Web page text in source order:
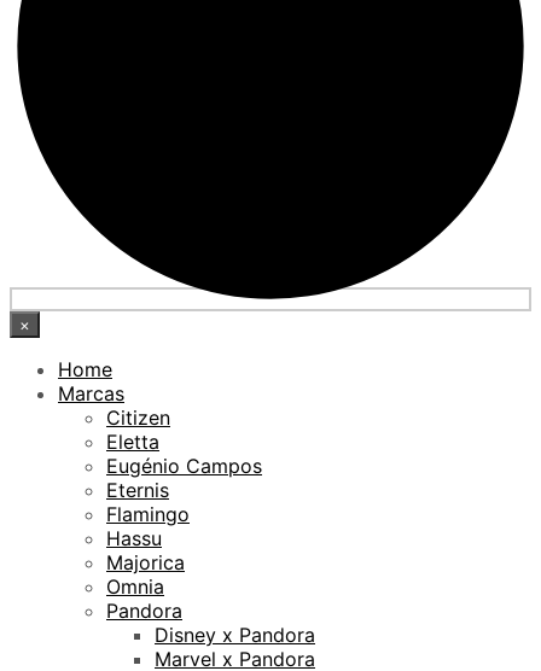
×
Home
Marcas
Citizen
Eletta
Eugénio Campos
Eternis
Flamingo
Hassu
Majorica
Omnia
Pandora
Disney x Pandora
Marvel x Pandora